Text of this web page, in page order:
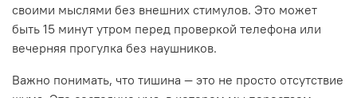
своими мыслями без внешних стимулов. Это может
быть 15 минут утром перед проверкой телефона или
вечерняя прогулка без наушников.
Важно понимать, что тишина — это не просто отсутствие